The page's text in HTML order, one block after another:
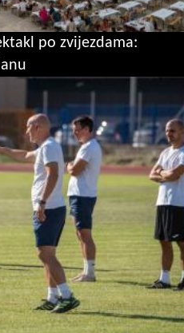
po zvijezdama: